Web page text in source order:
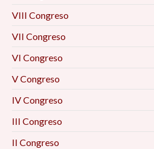
VIII Congreso
VII Congreso
VI Congreso
V Congreso
IV Congreso
III Congreso
II Congreso